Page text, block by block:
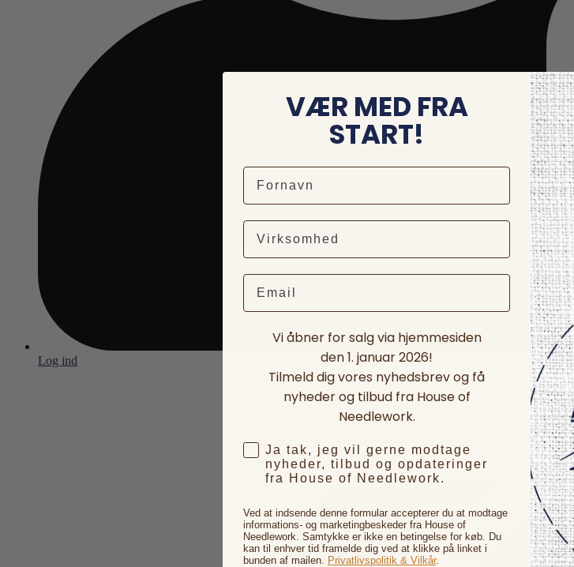
Log ind
VÆR MED FRA
START!
Email
Vi åbner for salg via hjemmesiden
den 1. januar 2026!
Tilmeld dig vores nyhedsbrev og få
nyheder og tilbud fra House of
Needlework.
Ja tak, jeg vil gerne modtage
nyheder, tilbud og opdateringer
fra House of Needlework.
Ved at indsende denne formular accepterer du at modtage
informations- og marketingbeskeder fra House of
Needlework. Samtykke er ikke en betingelse for køb. Du
kan til enhver tid framelde dig ved at klikke på linket i
bunden af mailen. Privatlivspolitik & Vilkår.